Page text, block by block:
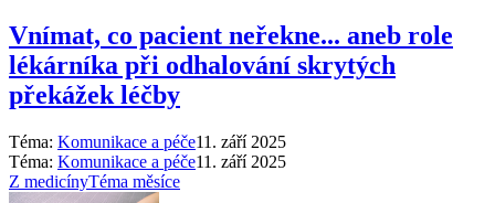
Vnímat, co pacient neřekne... aneb role
lékárníka při odhalování skrytých
překážek léčby
Téma: Komunikace a péče11. září 2025
Téma: Komunikace a péče11. září 2025
Z medicínyTéma měsíce